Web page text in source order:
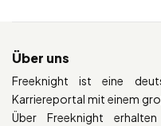
Über uns
Freeknight ist eine
Karriereportal mit einem
Über Freeknight